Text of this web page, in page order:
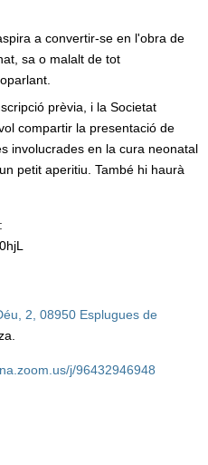
a convertir-se en l'obra de
sa o malalt de tot
prèvia, i la Societat
compartir la presentació de
involucrades en la cura neonatal
petit aperitiu. També hi haurà
2, 08950 Esplugues de
j/96432946948